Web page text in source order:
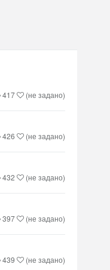
417 (не задано)
426 (не задано)
432 (не задано)
397 (не задано)
439 (не задано)